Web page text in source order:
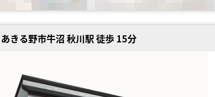
あきる野市牛沼 秋川駅 徒歩 15分